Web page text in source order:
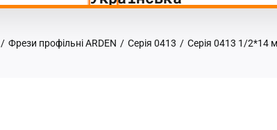
/ Фрези профільні ARDEN / Серія 0413 / Серія 0413 1/2*14